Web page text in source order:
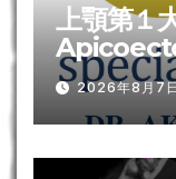
上顎第１
が難しい
2026年8月7